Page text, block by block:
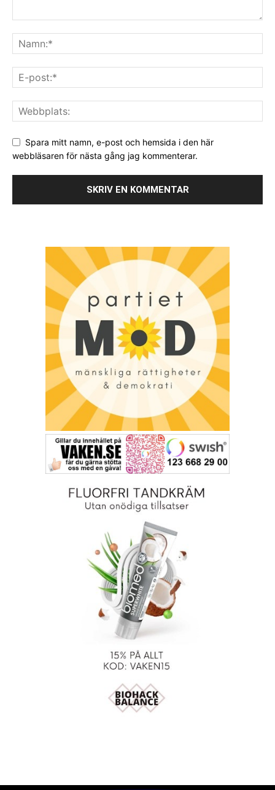
Spara mitt namn, e-post och hemsida i den här
webbläsaren för nästa gång jag kommenterar.